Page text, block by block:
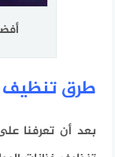
طرق تنظيف
بعد أن تعرفنا